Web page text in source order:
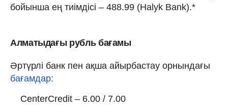
бойынша ең тиімдісі – 488.99 (Halyk Bank).*
Алматыдағы рубль бағамы
Әртүрлі банк пен ақша айырбастау орнындағы
бағамдар:
CenterCredit – 6.00 / 7.00